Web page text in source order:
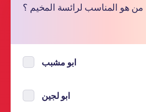
من هو المناسب لرائسة المخيم ؟
Copy link
ابو مشبب
ابو لجين